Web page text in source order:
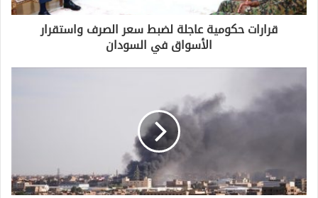
قرارات حكومية عاجلة لضبط سعر الصرف واستقرار
الأسواق في السودان